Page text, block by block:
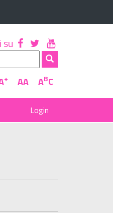
su
+ AA ABC